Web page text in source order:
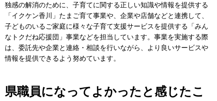
独感の解消のために、子育てに関する正しい知識や情報を提供する
「イクケン香川」たまご育て事業や、企業や店舗などと連携して、
子どものいるご家庭に様々な子育て支援サービスを提供する「みん
なトクだね応援団」事業などを担当しています。事業を実施する際
は、委託先や企業と連絡・相談を行いながら、より良いサービスや
情報を提供できるよう努めています。
県職員になってよかったと感じたこ